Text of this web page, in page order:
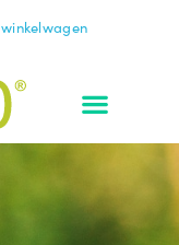
winkelwagen